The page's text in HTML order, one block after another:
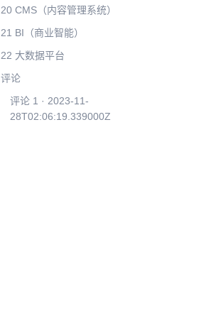
20 CMS（内容管理系统）
21 BI（商业智能）
22 大数据平台
评论
评论 1 · 2023-11-
28T02:06:19.339000Z